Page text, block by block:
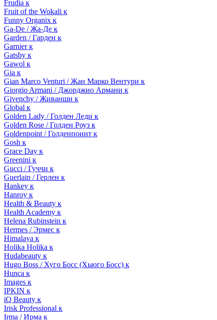
Frudia к
Fruit of the Wokali к
Funny Organix к
Ga-De / Жа-Де к
Garden / Гарден к
Garnier к
Gatsby к
Gawol к
Gia к
Gian Marco Venturi / Жан Марко Вентури к
Giorgio Armani / Джорджио Армани к
Givenchy / Живанши к
Global к
Golden Lady / Голден Леди к
Golden Rose / Голден Роуз к
Goldenpoint / Голденпоинт к
Gosh к
Grace Day к
Greenini к
Gucci / Гуччи к
Guerlain / Герлен к
Hankey к
Hanroy к
Health & Beauty к
Health Academy к
Helena Rubinstein к
Hermes / Эрмес к
Himalaya к
Holika Holika к
Hudabeauty к
Hugo Boss / Хуго Босс (Хьюго Босс) к
Hunca к
Images к
IPKIN к
iQ Beauty к
Irisk Professional к
Irma / Ирма к